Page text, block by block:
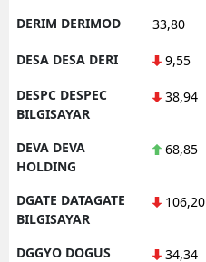
DERIM DERIMOD 33,80
DESA DESA DERI 9,55
DESPC DESPEC
BILGISAYAR
38,94
DEVA DEVA
HOLDING
68,85
DGATE DATAGATE
BILGISAYAR
106,20
DGGYO DOGUS
34,34